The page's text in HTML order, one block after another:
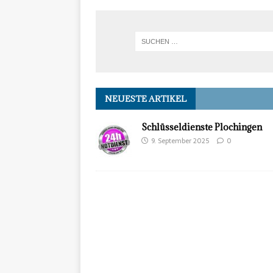
NEUESTE ARTIKEL
Schlüsseldienste Plochingen
9. September 2025 0